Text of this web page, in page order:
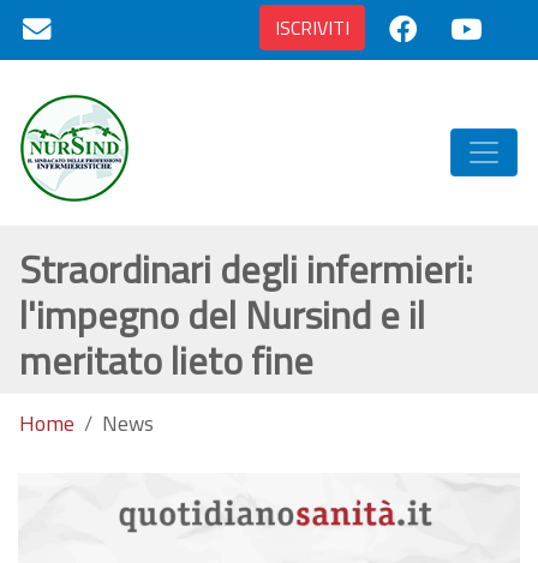
ISCRIVITI
Straordinari degli infermieri:
l'impegno del Nursind e il
meritato lieto fine
Home News